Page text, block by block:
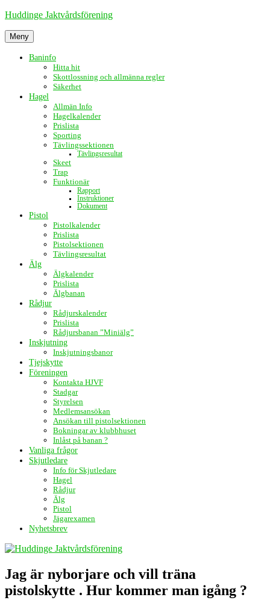
Hoppa
innehåll
Huddinge Jaktvårdsförening
Meny
Baninfo
Hitta hit
Skottlossning och allmänna regler
Säkerhet
Hagel
Allmän Info
Hagelkalender
Prislista
Sporting
Tävlingssektionen
Tävlingsresultat
Skeet
Trap
Funktionär
Rapport
Instruktioner
Dokument
Pistol
Pistolkalender
Prislista
Pistolsektionen
Tävlingsresultat
Älg
Älgkalender
Prislista
Älgbanan
Rådjur
Rådjurskalender
Prislista
Rådjursbanan ”Miniälg”
Inskjutning
Inskjutningsbanor
Tjejskytte
Föreningen
Kontakta HJVF
Stadgar
Styrelsen
Medlemsansökan
Ansökan till pistolsektionen
Bokningar av klubbhuset
Inlåst på banan ?
Vanliga frågor
Skjutledare
Info för Skjutledare
Hagel
Rådjur
Älg
Pistol
Jägarexamen
Nyhetsbrev
Jag är nyborjare och vill träna
pistolskytte . Hur kommer man igång ?